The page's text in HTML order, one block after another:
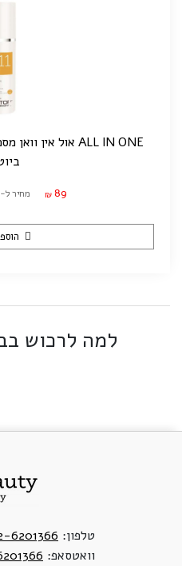
ALL IN ONE אול אין וואן מסכה ללא שטיפה 911 | 150 מ"ל
₪ 89 מחיר ל-100 מ"ל: ₪59.33
למה לרכוש
טלפון: 6201366
וואטסאפ: